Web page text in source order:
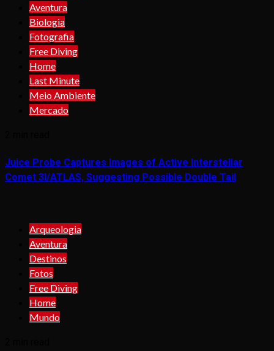
Aventura
Biologia
Fotografia
Free Diving
Home
Last Minute
Meio Ambiente
Mercado
Juice Probe Captures Images of Active Interstellar
Comet 3I/ATLAS, Suggesting Possible Double Tail
Arqueologia
Aventura
Destinos
Fotos
Free Diving
Home
Mundo